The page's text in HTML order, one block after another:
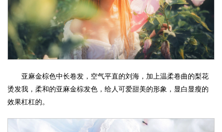
亚麻金棕色中长卷发，空气平直的刘海，加上温柔卷曲的梨花
烫发我，柔和的亚麻金棕发色，给人可爱甜美的形象，显白显瘦的
效果杠杠的。